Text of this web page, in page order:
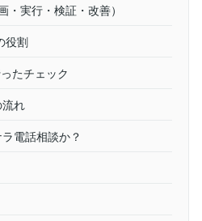
実行・検証・改善）
役割
たチェック
れ
電話相談か？